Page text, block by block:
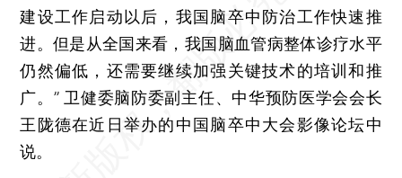
建设工作启动以后，我国脑卒中防治工作快速推
进。但是从全国来看，我国脑血管病整体诊疗水平
仍然偏低，还需要继续加强关键技术的培训和推
广。” 卫健委脑防委副主任、中华预防医学会会长
王陇德在近日举办的中国脑卒中大会影像论坛中
说。